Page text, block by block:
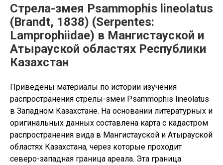
Стрела-змея Psammophis lineolatus
(Brandt, 1838) (Serpentes:
Lamprophiidae) в Мангистауской и
Атырауской областях Республики
Казахстан
Приведены материалы по истории изучения
распространения стрелы-змеи Psammophis lineolatus
в Западном Казахстане. На основании литературных и
оригинальных данных составлена карта с кадастром
распространения вида в Мангистауской и Атырауской
областях Казахстана, через которые проходит
северо-западная граница ареала. Эта граница